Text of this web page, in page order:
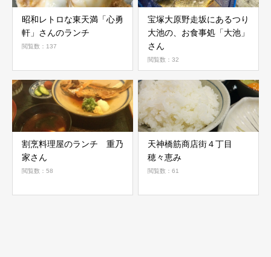
昭和レトロな東天満「心勇
軒」さんのランチ
閲覧数：137
宝塚大原野走坂にあるつり
大池の、お食事処「大池」
さん
閲覧数：32
割烹料理屋のランチ 重乃
家さん
閲覧数：58
天神橋筋商店街４丁目
穂々恵み
閲覧数：61